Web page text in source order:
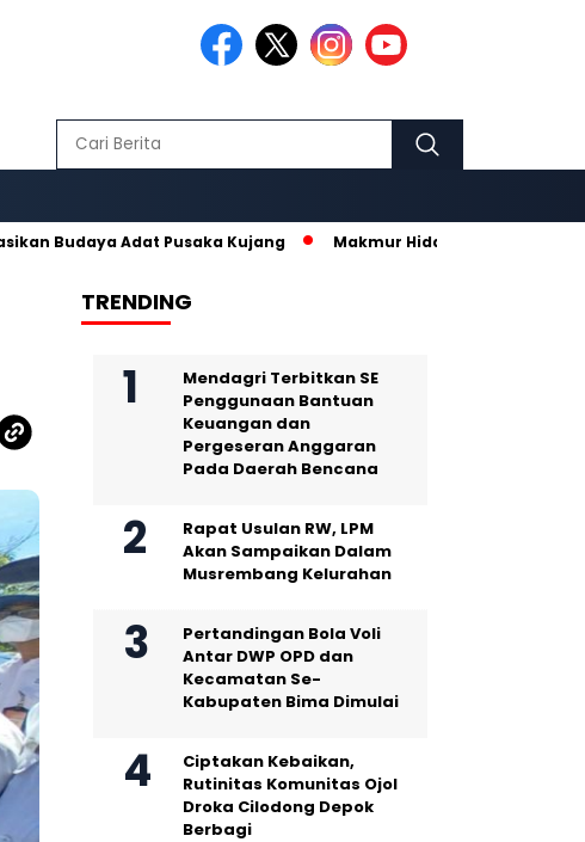
Adat Pusaka Kujang Makmur Hidayat dan Nurhanisda,
TRENDING
Mendagri Terbitkan SE
Penggunaan Bantuan
Keuangan dan
Pergeseran Anggaran
Pada Daerah Bencana
Rapat Usulan RW, LPM
Akan Sampaikan Dalam
Musrembang Kelurahan
Pertandingan Bola Voli
Antar DWP OPD dan
Kecamatan Se-
Kabupaten Bima Dimulai
Ciptakan Kebaikan,
Rutinitas Komunitas Ojol
Droka Cilodong Depok
Berbagi